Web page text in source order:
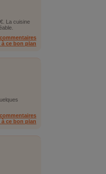
La cuisine
ce bon plan
ce bon plan